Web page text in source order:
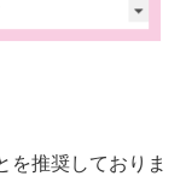
を推奨しておりま